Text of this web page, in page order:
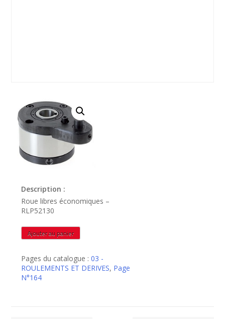
Description :
Roue libres économiques –
RLP52130
quantité
de
Ajouter au panier
Pages du catalogue :03 -
ROULEMENTS ET DERIVES, Page
N°164